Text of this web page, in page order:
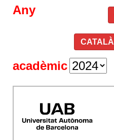
CATALÀ
Any
acadèmic